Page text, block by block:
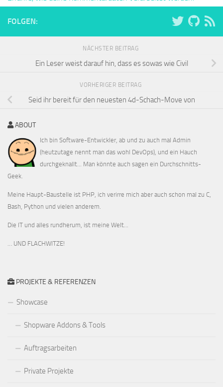
FOLGEN:
NÄCHSTER BEITRAG
Ein Leser weist darauf hin, dass es sowas wie Civil
VORHERIGER BEITRAG
Seid ihr bereit für den neuesten 4d-Schach-Move von
ABOUT
Ich bin Software-Entwickler, ab und zu auch mal Admin
(heutzutage nennt man das wohl DevOps), und ein Hauch
durchgeknallt... Man könnte auch sagen ein Durchschnitts-
Geek.
Meine Haupt-Baustelle ist PHP, ich verirre mich aber auch schon mal zu C,
Bash, Python und vielen anderem.
Die IT und alles rundherum, ist meine Welt...
… UND FLACHWITZE!
PROJEKTE & REFERENZEN
Showcase
Shopware Addons & Tools
Auftragsarbeiten
Private Projekte